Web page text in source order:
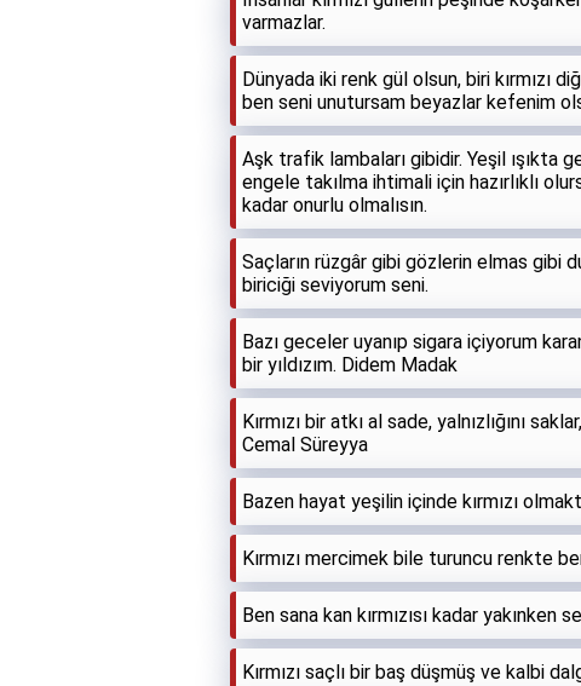
varmazlar.
Dünyada iki renk gül olsun, biri kırmızı
ben seni unutursam beyazlar kefenim
Aşk trafik lambaları gibidir. Yeşil ışıkta
engele takılma ihtimali için hazırlıklı
kadar onurlu olmalısın.
Saçların rüzgâr gibi gözlerin elmas gibi
biriciği seviyorum seni.
Bazı geceler uyanıp sigara içiyorum
bir yıldızım. Didem Madak
Kırmızı bir atkı al sade, yalnızlığını
Cemal Süreyya
Bazen hayat yeşilin içinde kırmızı
Kırmızı mercimek bile turuncu renkte
Ben sana kan kırmızısı kadar yakınken
Kırmızı saçlı bir baş düşmüş ve kalbi